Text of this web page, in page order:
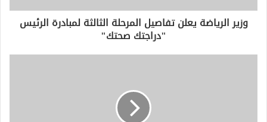
ر
وزير الرياضة يعلن تفاصيل المرحلة الثالثة لمبادرة الرئيس
"دراجتك صحتك"